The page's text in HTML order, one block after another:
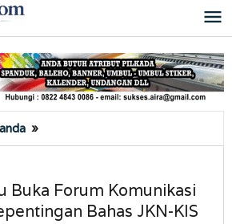
»
Maluku
Forum
Komunikasi
Pemangku
Buka Forum Komunikasi
Bahas JKN-KIS